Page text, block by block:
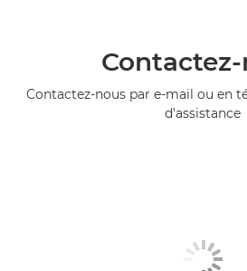
Contactez-nous par e-mail ou en
d'assistance